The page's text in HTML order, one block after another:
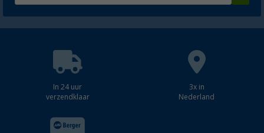
In 24 uur
verzendklaar
3x in
Nederland